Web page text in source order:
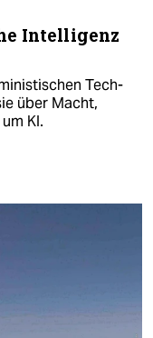
Intelligenz
Tech-
über Macht,
KI.